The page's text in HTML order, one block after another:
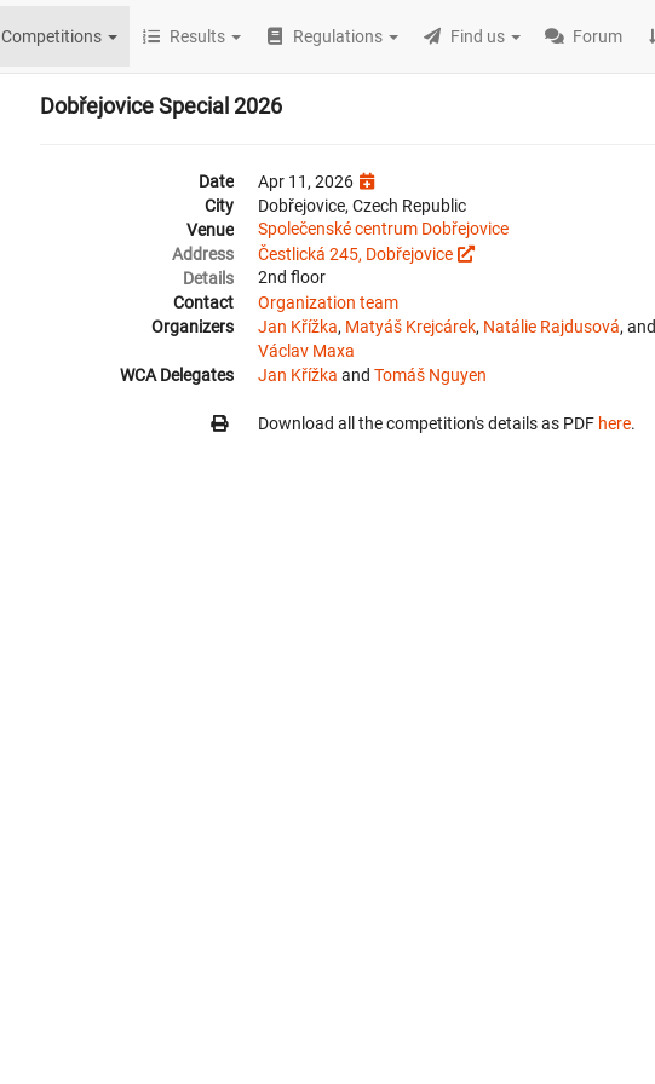
Competitions Results Regulations Find us Forum
Dobřejovice Special 2026
Date
Apr 11, 2026
City
Dobřejovice, Czech Republic
Venue
Společenské centrum Dobřejovice
Address
Čestlická 245, Dobřejovice
Details
2nd floor
Contact
Organization team
Organizers
Jan Křížka, Matyáš Krejcárek, Natálie Rajdusová, and
Václav Maxa
WCA Delegates
Jan Křížka and Tomáš Nguyen
Download all the competition's details as PDF here.